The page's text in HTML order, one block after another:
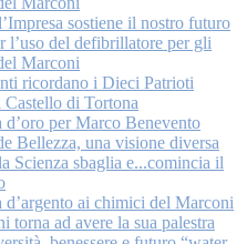
sostiene il nostro futuro
l’uso del defibrillatore per gli
Marconi
ricordano i Dieci Patrioti
di Tortona
d’oro per Marco Benevento
Bellezza, una visione diversa
Scienza sbaglia e...comincia il
d’argento ai chimici del Marconi
torna ad avere la sua palestra